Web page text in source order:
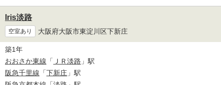
Iris淡路
空室あり 大阪府大阪市東淀川区下新庄
築1年
おおさか東線 「 ＪＲ淡路 」駅
阪急千里線 「下新庄 」駅